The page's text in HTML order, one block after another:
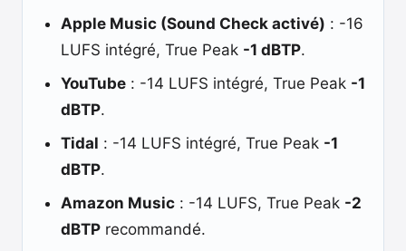
Apple Music (Sound Check activé) : -16
LUFS intégré, True Peak -1 dBTP.
YouTube : -14 LUFS intégré, True Peak -1
dBTP.
Tidal : -14 LUFS intégré, True Peak -1
dBTP.
Amazon Music : -14 LUFS, True Peak -2
dBTP recommandé.